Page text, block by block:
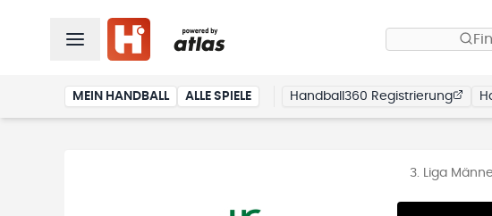
MEIN HANDBALL ALLE SPIELE Handball360 Registrierung
3. Liga